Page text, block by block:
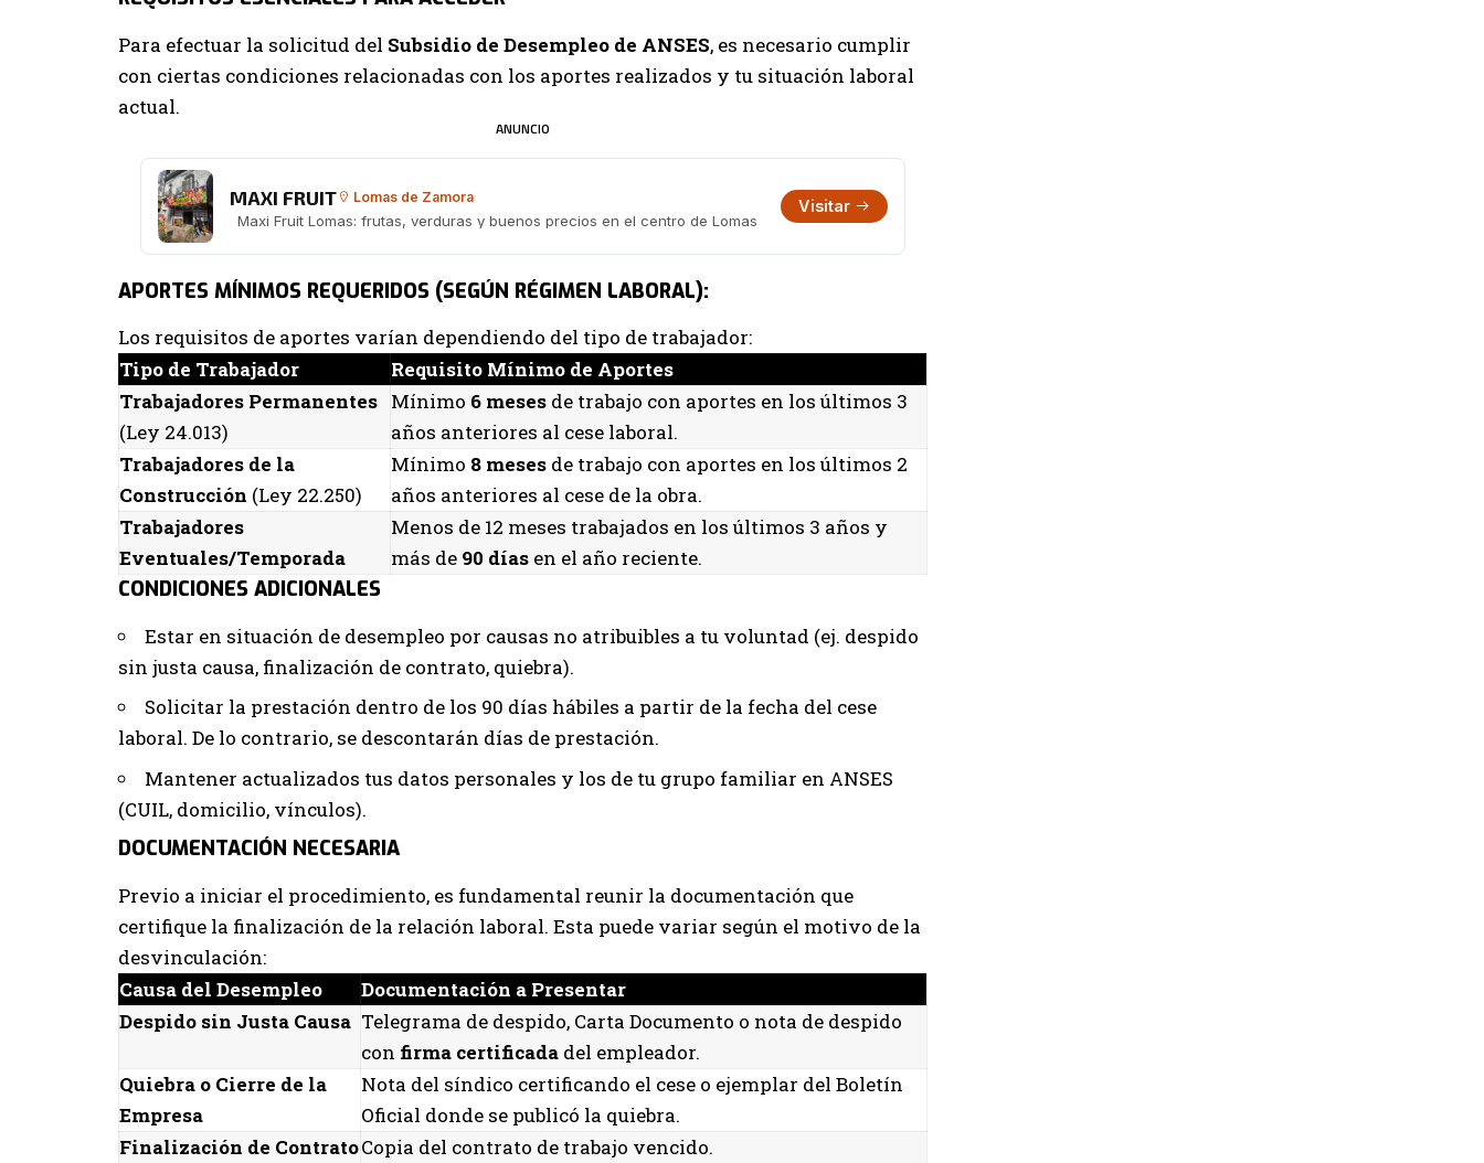
Para efectuar la solicitud del Subsidio de Desempleo de ANSES, es necesario cumplir
con ciertas condiciones relacionadas con los aportes realizados y tu situación laboral
actual.
ANUNCIO
MAXI FRUIT Lomas de Zamora
Maxi Fruit Lomas: frutas, verduras y buenos precios en el centro de Lomas
Visitar
APORTES MÍNIMOS REQUERIDOS (SEGÚN RÉGIMEN LABORAL):
Los requisitos de aportes varían dependiendo del tipo de trabajador:
Tipo de Trabajador
Requisito Mínimo de Aportes
Trabajadores Permanentes
(Ley 24.013)
Mínimo 6 meses de trabajo con aportes en los últimos 3
años anteriores al cese laboral.
Trabajadores de la
Construcción (Ley 22.250)
Mínimo 8 meses de trabajo con aportes en los últimos 2
años anteriores al cese de la obra.
Trabajadores
Eventuales/Temporada
Menos de 12 meses trabajados en los últimos 3 años y
más de 90 días en el año reciente.
CONDICIONES ADICIONALES
Estar en situación de desempleo por causas no atribuibles a tu voluntad (ej. despido
sin justa causa, finalización de contrato, quiebra).
Solicitar la prestación dentro de los 90 días hábiles a partir de la fecha del cese
laboral. De lo contrario, se descontarán días de prestación.
Mantener actualizados tus datos personales y los de tu grupo familiar en ANSES
(CUIL, domicilio, vínculos).
DOCUMENTACIÓN NECESARIA
Previo a iniciar el procedimiento, es fundamental reunir la documentación que
certifique la finalización de la relación laboral. Esta puede variar según el motivo de la
desvinculación:
Causa del Desempleo
Documentación a Presentar
Despido sin Justa Causa Telegrama de despido, Carta Documento o nota de despido
con firma certificada del empleador.
Quiebra o Cierre de la
Empresa
Nota del síndico certificando el cese o ejemplar del Boletín
Oficial donde se publicó la quiebra.
Finalización de ContratoCopia del contrato de trabajo vencido.